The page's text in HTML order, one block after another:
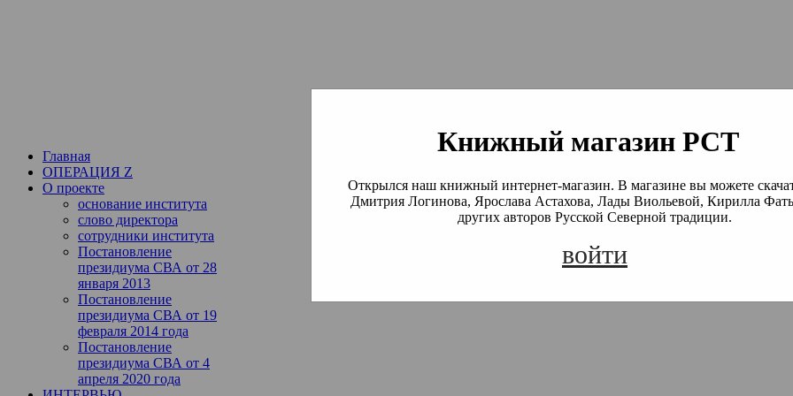
Книжный магазин РСТ
Открылся наш книжный интернет-магазин. В магазине вы можете
Дмитрия Логинова, Ярослава Астахова, Лады Виольевой, Кирилла
других авторов Русской Северной традиции.
войти
Институт богословия Русской Северной Традиции
Главная
ОПЕРАЦИЯ Z
О проекте
основание института
слово директора
сотрудники института
Постановление
президиума СВА от 28
января 2013
Постановление
президиума СВА от 19
февраля 2014 года
Постановление
президиума СВА от 4
апреля 2020 года